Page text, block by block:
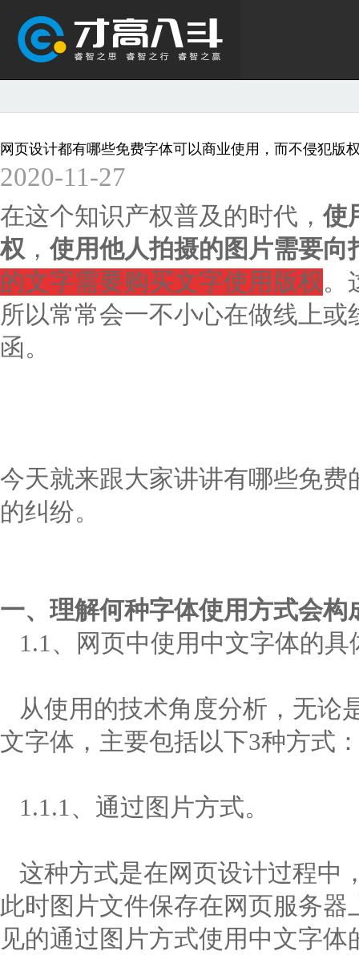
网页设计都有哪些免费字体可以商业使用，而不侵犯版
2020-11-27
在这个知识产权普及的时代，使
权 ，使用他人拍摄的图片需要向
的文字需要购买文字使用版权。
所以常常会一不小心在做线上
函。
今天就来跟大家讲讲有哪些免
的纠纷。
一、理解何种字体使用方式会构
1.1、网页中使用中文字体的具
从使用的技术角度分析，无论
文字体，主要包括以下3种方式
1.1.1、通过图片方式。
这种方式是在网页设计过程中
此时图片文件保存在网页服务
见的通过图片方式使用中文字